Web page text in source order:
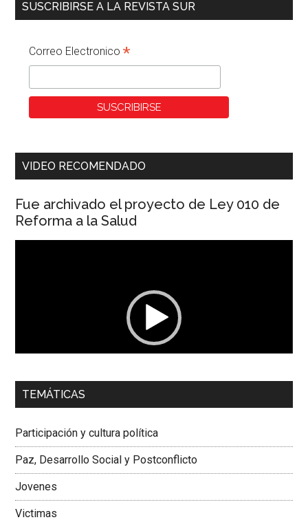
SUSCRIBIRSE A LA REVISTA SUR
Correo Electronico*
VIDEO RECOMENDADO
Fue archivado el proyecto de Ley 010 de
Reforma a la Salud
00:00 01:04
Dra. Carolina Corcho Mejía,Presidenta Corporación
Colombiana
TEMÁTICAS
Participación y cultura política
Paz, Desarrollo Social y Postconflicto
Jovenes
Victimas